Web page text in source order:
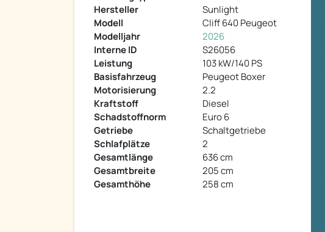
Hersteller
Sunlight
Modell
Cliff 640 Peugeot
Modelljahr
2026
Interne ID
S26056
Leistung
103 kW/140 PS
Basisfahrzeug
Peugeot Boxer
Motorisierung
2.2
Kraftstoff
Diesel
Schadstoffnorm
Euro 6
Getriebe
Schaltgetriebe
Schlafplätze
2
Gesamtlänge
636 cm
Gesamtbreite
205 cm
Gesamthöhe
258 cm